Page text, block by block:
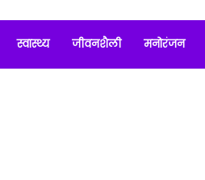
स्वास्थ्य जीवनशैली मनोरंजन